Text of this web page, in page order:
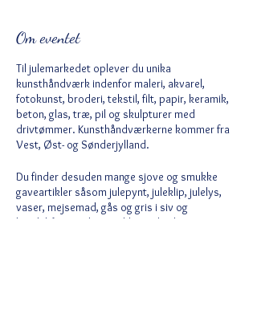
Om eventet
Til julemarkedet oplever du unika
kunsthåndværk indenfor maleri, akvarel,
fotokunst, broderi, tekstil, filt, papir, keramik,
beton, glas, træ, pil og skulpturer med
drivtømmer. Kunsthåndværkerne kommer fra
Vest, Øst- og Sønderjylland.
Du finder desuden mange sjove og smukke
gaveartikler såsom julepynt, juleklip, julelys,
vaser, mejsemad, gås og gris i siv og
bordskånere i det smukkeste kork.